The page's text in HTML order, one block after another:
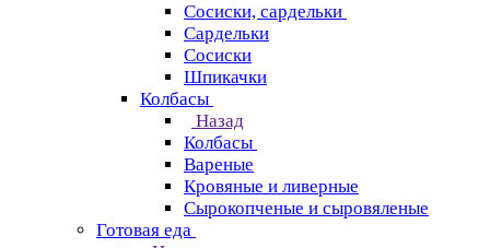
Сосиски, сардельки
Сардельки
Сосиски
Шпикачки
Колбасы
Назад
Колбасы
Вареные
Кровяные и ливерные
Сырокопченые и сыровяленые
Готовая еда